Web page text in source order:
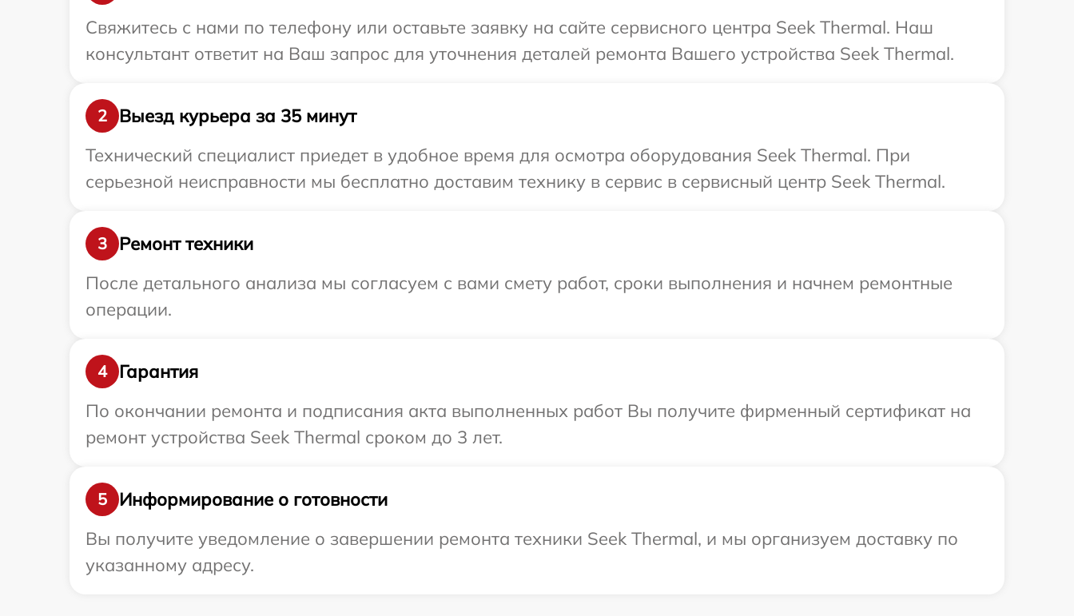
Свяжитесь с нами по телефону или оставьте заявку на сайте сервисного центра Seek Thermal. Наш
консультант ответит на Ваш запрос для уточнения деталей ремонта Вашего устройства Seek Thermal.
2
Выезд курьера за 35 минут
Технический специалист приедет в удобное время для осмотра оборудования Seek Thermal. При
серьезной неисправности мы бесплатно доставим технику в сервис в сервисный центр Seek Thermal.
3
Ремонт техники
После детального анализа мы согласуем с вами смету работ, сроки выполнения и начнем ремонтные
операции.
4
Гарантия
По окончании ремонта и подписания акта выполненных работ Вы получите фирменный сертификат на
ремонт устройства Seek Thermal сроком до 3 лет.
5
Информирование о готовности
Вы получите уведомление о завершении ремонта техники Seek Thermal, и мы организуем доставку по
указанному адресу.